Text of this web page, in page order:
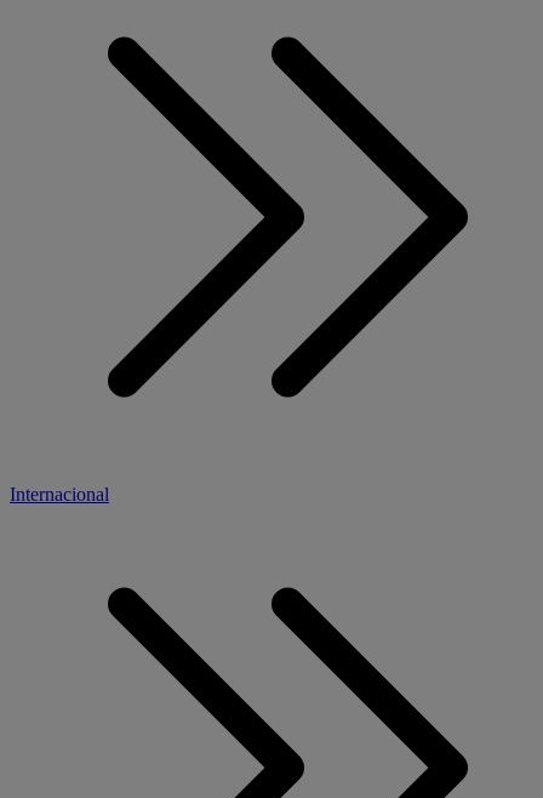
Internacional